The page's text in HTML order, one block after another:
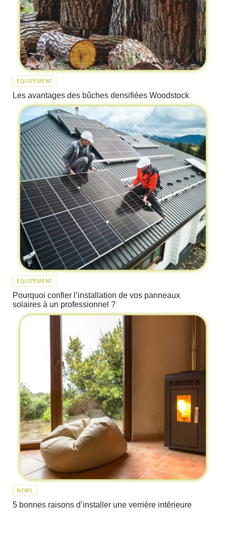
EQUIPEMENT
Les avantages des bûches densifiées Woodstock
EQUIPEMENT
Pourquoi confier l’installation de vos panneaux
solaires à un professionnel ?
NEWS
5 bonnes raisons d’installer une verrière intérieure